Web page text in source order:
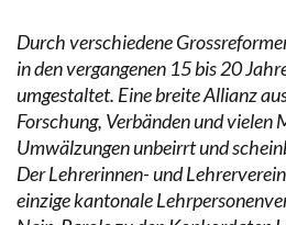
Durch verschiedene
in den vergangenen 15 bis 20
umgestaltet. Eine breite Allianz
Forschung, Verbänden und vielen
Umwälzungen unbeirrt und
Der Lehrerinnen- und
einzige kantonale